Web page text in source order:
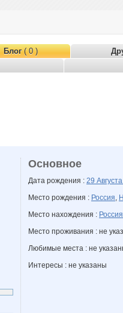
Блог( 0 )
Основное
Дата рождения : 29
Место рождения : Россия,
Место нахождения : Россия
Место проживания : не
Любимые места : не
Интересы : не указаны